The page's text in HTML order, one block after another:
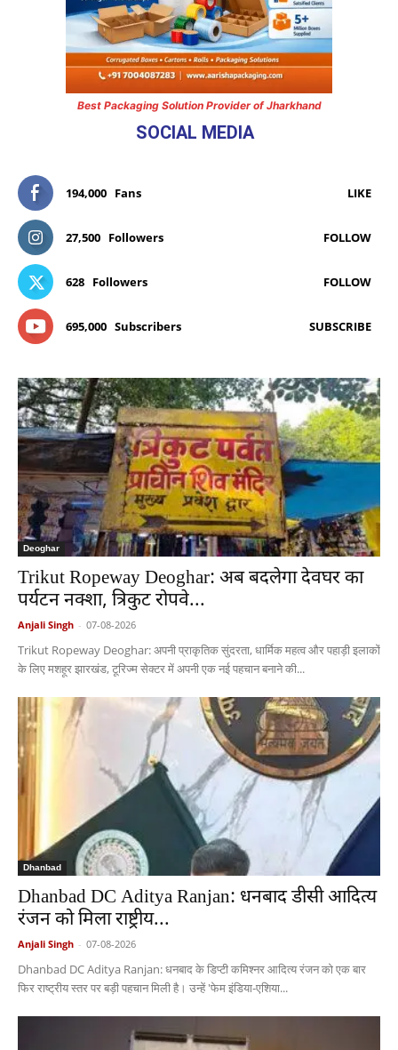
Best Packaging Solution Provider of Jharkhand
SOCIAL MEDIA
194,000 Fans LIKE
27,500 Followers FOLLOW
628 Followers FOLLOW
695,000 Subscribers SUBSCRIBE
Deoghar
Trikut Ropeway Deoghar: अब बदलेगा देवघर का
पर्यटन नक्शा, त्रिकुट रोपवे...
Anjali Singh - 07-08-2026
Trikut Ropeway Deoghar: अपनी प्राकृतिक सुंदरता, धार्मिक महत्व और पहाड़ी इलाकों
के लिए मशहूर झारखंड, टूरिज्म सेक्टर में अपनी एक नई पहचान बनाने की...
Dhanbad
Dhanbad DC Aditya Ranjan: धनबाद डीसी आदित्य
रंजन को मिला राष्ट्रीय...
Anjali Singh - 07-08-2026
Dhanbad DC Aditya Ranjan: धनबाद के डिप्टी कमिश्नर आदित्य रंजन को एक बार
फिर राष्ट्रीय स्तर पर बड़ी पहचान मिली है। उन्हें 'फेम इंडिया-एशिया...